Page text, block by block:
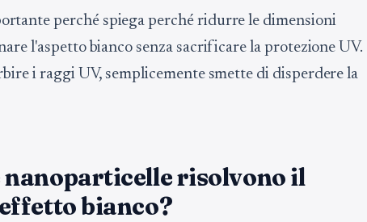
perché spiega perché ridurre le dimensioni
l'aspetto bianco senza sacrificare la protezione UV.
i raggi UV, semplicemente smette di disperdere la
nanoparticelle risolvono il
bianco?